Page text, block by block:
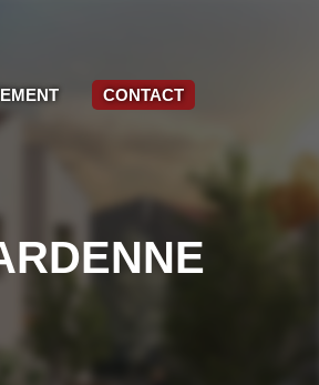
CONTACT